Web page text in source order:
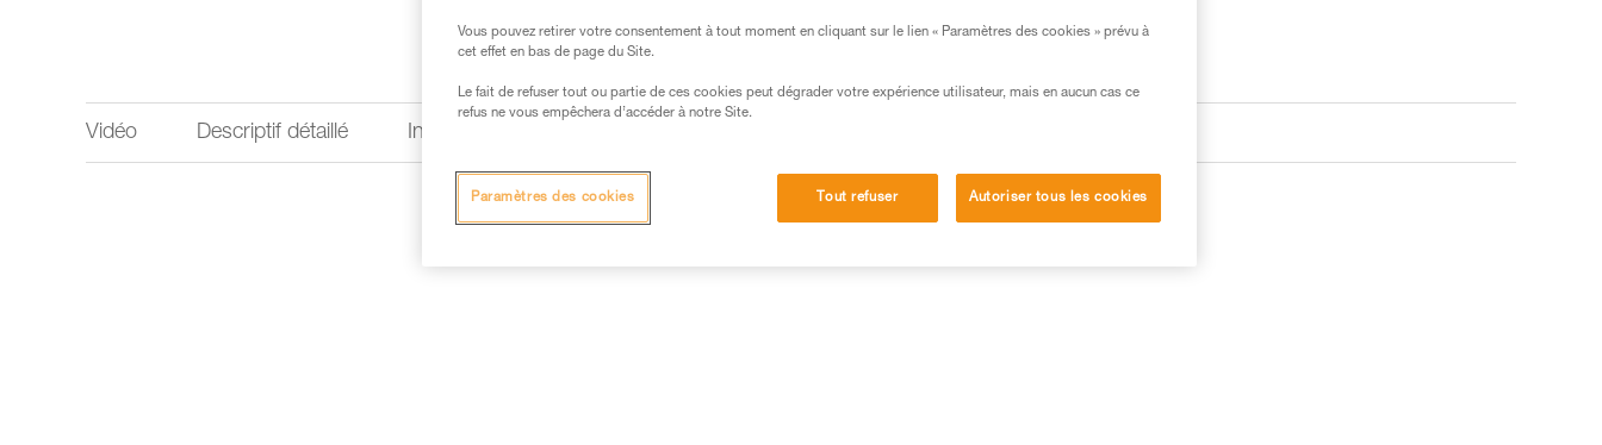
Vidéo Descriptif détaillé Informations techniques
Vous pouvez retirer votre consentement à tout moment en cliquant sur le lien « Paramètres des cookies » prévu à
cet effet en bas de page du Site.
Le fait de refuser tout ou partie de ces cookies peut dégrader votre expérience utilisateur, mais en aucun cas ce
refus ne vous empêchera d’accéder à notre Site.
Tout refuser Autoriser tous les cookies
Paramètres des cookies